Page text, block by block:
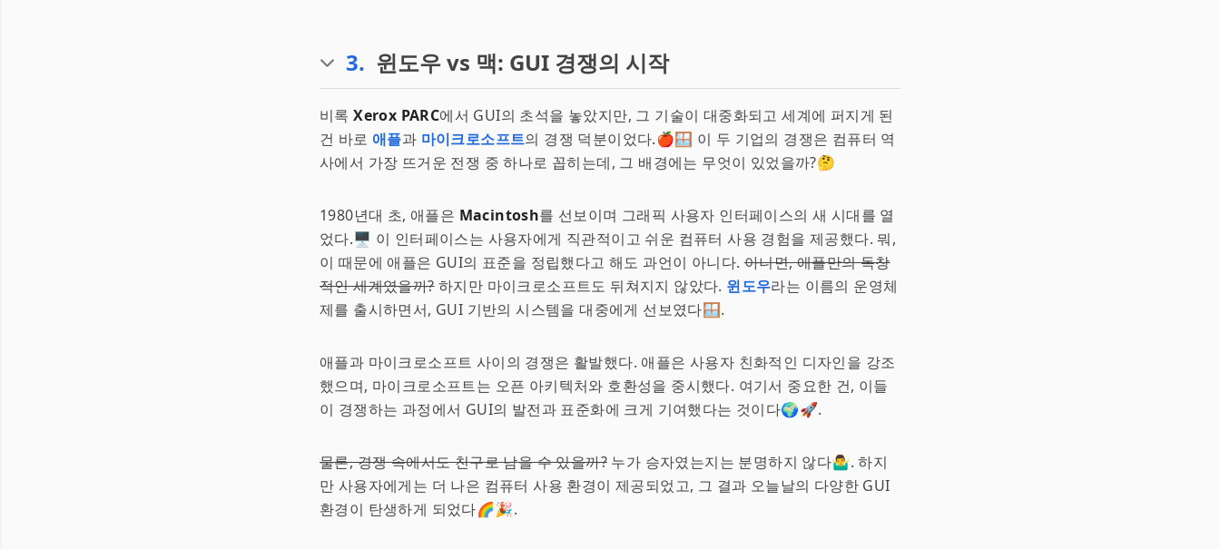
3. 윈도우 vs 맥: GUI 경쟁의 시작
비록Xerox PARC에서 GUI의 초석을 놓았지만, 그 기술이 대중화되고 세계에 퍼지게 된
건 바로 애플과 마이크로소프트의 경쟁 덕분이었다.🍎🪟 이 두 기업의 경쟁은 컴퓨터 역
사에서 가장 뜨거운 전쟁 중 하나로 꼽히는데, 그 배경에는 무엇이 있었을까?🤔
1980년대 초, 애플은 Macintosh를 선보이며 그래픽 사용자 인터페이스의 새 시대를 열
었다.🖥️ 이 인터페이스는 사용자에게 직관적이고 쉬운 컴퓨터 사용 경험을 제공했다. 뭐,
이 때문에 애플은 GUI의 표준을 정립했다고 해도 과언이 아니다.아니면, 애플만의 독창
적인 세계였을까?하지만 마이크로소프트도 뒤쳐지지 않았다. 윈도우라는 이름의 운영체
제를 출시하면서, GUI 기반의 시스템을 대중에게 선보였다🪟.
애플과 마이크로소프트 사이의 경쟁은 활발했다. 애플은 사용자 친화적인 디자인을 강조
했으며, 마이크로소프트는 오픈 아키텍처와 호환성을 중시했다. 여기서 중요한 건, 이들
이 경쟁하는 과정에서 GUI의 발전과 표준화에 크게 기여했다는 것이다🌍🚀.
물론, 경쟁 속에서도 친구로 남을 수 있을까? 누가 승자였는지는 분명하지 않다🤷‍♂️. 하지
만 사용자에게는 더 나은 컴퓨터 사용 환경이 제공되었고, 그 결과 오늘날의 다양한 GUI
환경이 탄생하게 되었다🌈🎉.